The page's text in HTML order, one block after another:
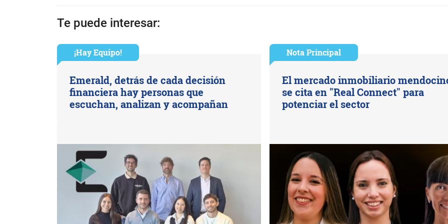
Te puede interesar:
¡Hay Equipo!
Emerald, detrás de cada decisión
financiera hay personas que
escuchan, analizan y acompañan
Nota Principal
El mercado inmobiliario
se cita en "Real Connect" para
potenciar el sector